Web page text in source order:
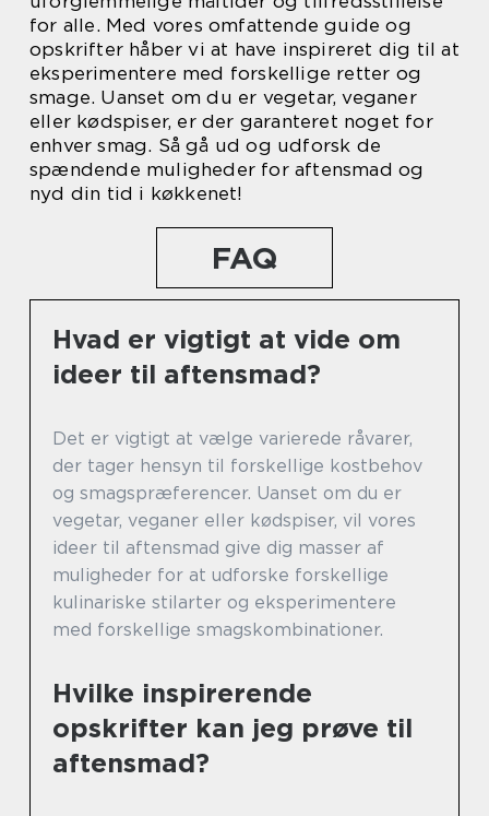
for alle. Med vores omfattende guide og
opskrifter håber vi at have inspireret dig til at
eksperimentere med forskellige retter og
smage. Uanset om du er vegetar, veganer
eller kødspiser, er der garanteret noget for
enhver smag. Så gå ud og udforsk de
spændende muligheder for aftensmad og
nyd din tid i køkkenet!
FAQ
Hvad er vigtigt at vide om
ideer til aftensmad?
Det er vigtigt at vælge varierede råvarer,
der tager hensyn til forskellige kostbehov
og smagspræferencer. Uanset om du er
vegetar, veganer eller kødspiser, vil vores
ideer til aftensmad give dig masser af
muligheder for at udforske forskellige
kulinariske stilarter og eksperimentere
med forskellige smagskombinationer.
Hvilke inspirerende
opskrifter kan jeg prøve til
aftensmad?